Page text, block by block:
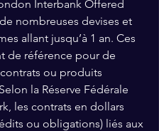
Interbank Offered
nombreuses devises et
allant jusqu’à 1 an. Ces
de référence pour de
ou produits
la Réserve Fédérale
les contrats en dollars
ou obligations) liés aux